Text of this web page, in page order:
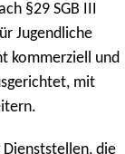
§29 SGB III
Jugendliche
kommerziell und
mit
die